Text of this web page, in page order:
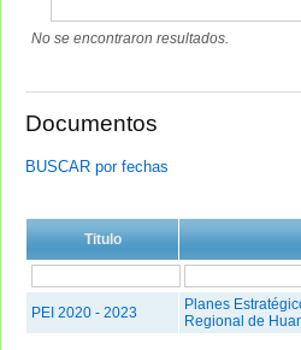
No se encontraron resultados.
Documentos
BUSCAR por fechas
Titulo
PEI 2020 - 2023
Planes
Regional de